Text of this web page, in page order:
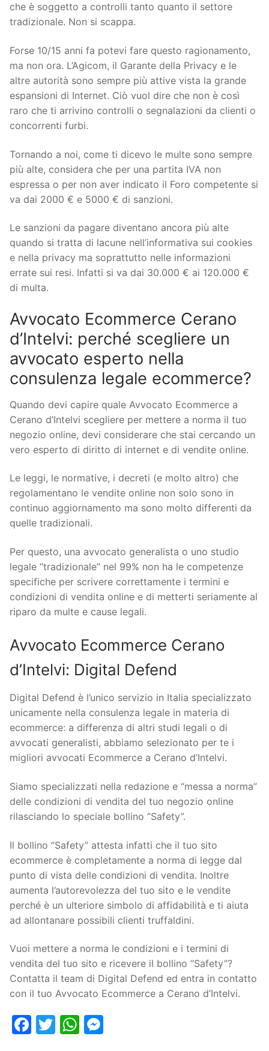
che è soggetto a controlli tanto quanto il settore
tradizionale. Non si scappa.
Forse 10/15 anni fa potevi fare questo ragionamento,
ma non ora. L’Agicom, il Garante della Privacy e le
altre autorità sono sempre più attive vista la grande
espansioni di Internet. Ciò vuol dire che non è così
raro che ti arrivino controlli o segnalazioni da clienti o
concorrenti furbi.
Tornando a noi, come ti dicevo le multe sono sempre
più alte, considera che per una partita IVA non
espressa o per non aver indicato il Foro competente si
va dai 2000 € e 5000 € di sanzioni.
Le sanzioni da pagare diventano ancora più alte
quando si tratta di lacune nell’informativa sui cookies
e nella privacy ma soprattutto nelle informazioni
errate sui resi. Infatti si va dai 30.000 € ai 120.000 €
di multa.
Avvocato Ecommerce Cerano
d’Intelvi: perché scegliere un
avvocato esperto nella
consulenza legale ecommerce?
Quando devi capire quale Avvocato Ecommerce a
Cerano d’Intelvi scegliere per mettere a norma il tuo
negozio online, devi considerare che stai cercando un
vero esperto di diritto di internet e di vendite online.
Le leggi, le normative, i decreti (e molto altro) che
regolamentano le vendite online non solo sono in
continuo aggiornamento ma sono molto differenti da
quelle tradizionali.
Per questo, una avvocato generalista o uno studio
legale “tradizionale” nel 99% non ha le competenze
specifiche per scrivere correttamente i termini e
condizioni di vendita online e di metterti seriamente al
riparo da multe e cause legali.
Avvocato Ecommerce Cerano
d’Intelvi: Digital Defend
Digital Defend è l’unico servizio in Italia specializzato
unicamente nella consulenza legale in materia di
ecommerce: a differenza di altri studi legali o di
avvocati generalisti, abbiamo selezionato per te i
migliori avvocati Ecommerce a Cerano d’Intelvi.
Siamo specializzati nella redazione e “messa a norma”
delle condizioni di vendita del tuo negozio online
rilasciando lo speciale bollino “Safety”.
Il bollino “Safety” attesta infatti che il tuo sito
ecommerce è completamente a norma di legge dal
punto di vista delle condizioni di vendita. Inoltre
aumenta l’autorevolezza del tuo sito e le vendite
perché è un ulteriore simbolo di affidabilità e ti aiuta
ad allontanare possibili clienti truffaldini.
Vuoi mettere a norma le condizioni e i termini di
vendita del tuo sito e ricevere il bollino “Safety”?
Contatta il team di Digital Defend ed entra in contatto
con il tuo Avvocato Ecommerce a Cerano d’Intelvi.
Facebook
TwitterWhatsApp